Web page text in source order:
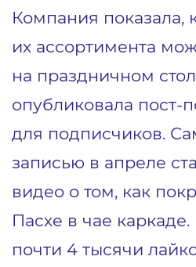
Компания показала,
их ассортимента
на праздничном
опубликовала пост-
для подписчиков.
записью в апреле
видео о том, как
Пасхе в чае
почти 4 тысячи